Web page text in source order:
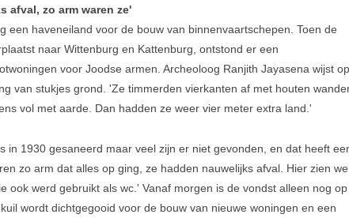
afval, zo arm waren ze'
een haveneiland voor de bouw van binnenvaartschepen. Toen de
naar Wittenburg en Kattenburg, ontstond er een
voor Joodse armen. Archeoloog Ranjith Jayasena wijst op
van stukjes grond. 'Ze timmerden vierkanten af met houten
vol met aarde. Dan hadden ze weer vier meter extra land.'
in 1930 gesaneerd maar veel zijn er niet gevonden, en dat heeft
zo arm dat alles op ging, ze hadden nauwelijks afval. Hier zien we
ook werd gebruikt als wc.' Vanaf morgen is de vondst alleen nog op
wordt dichtgegooid voor de bouw van nieuwe woningen en een